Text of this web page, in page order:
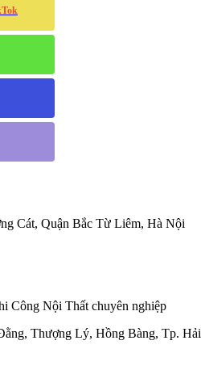
Cát, Quận Bắc Từ Liêm, Hà Nội
Công Nội Thất chuyên nghiệp
Thượng Lý, Hồng Bàng, Tp.